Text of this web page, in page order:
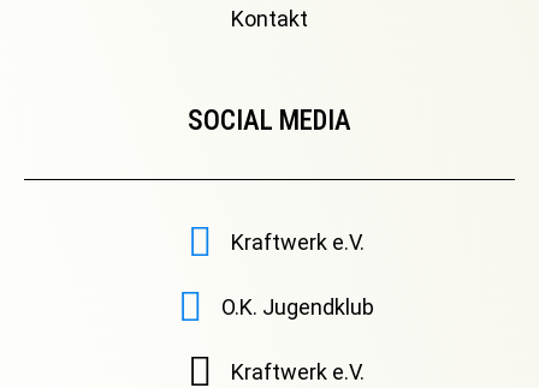
Kontakt
SOCIAL MEDIA
Kraftwerk e.V.
O.K. Jugendklub
Kraftwerk e.V.